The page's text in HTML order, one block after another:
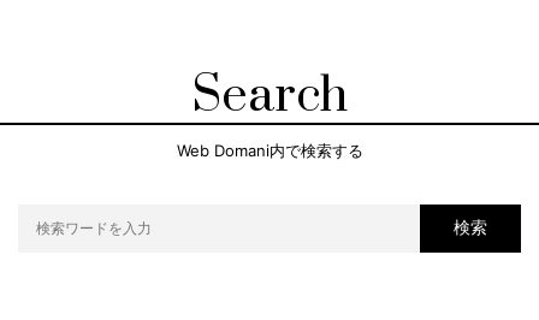
Search
Web Domani内で検索する
検索